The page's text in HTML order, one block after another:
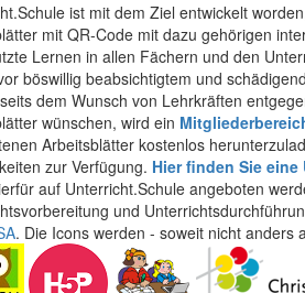
ist mit dem Ziel entwickelt
mit QR-Code mit dazu gehörigen
Lernen in allen Fächern und den
böswillig beabsichtigtem und
dem Wunsch von Lehrkräften
wünschen, wird ein
Arbeitsblätter kostenlos
zur Verfügung. Hier finden Sie
auf Unterricht.Schule angeboten
und
. Die Icons werden - soweit nicht